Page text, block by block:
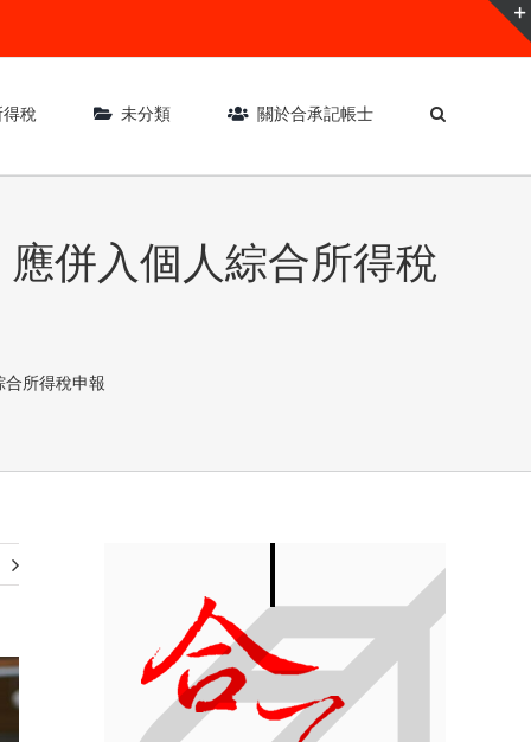
稅 未分類 關於合承記帳士
併入個人綜合所得稅
所得稅申報